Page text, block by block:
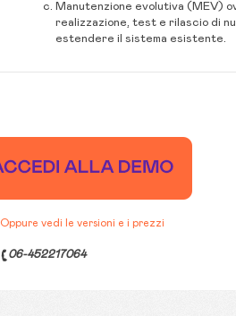
Manutenzione evolutiva (MEV)
realizzazione, test e rilascio di
estendere il sistema esistente.
Oppure vedi le versioni e i prezzi
06-452217064